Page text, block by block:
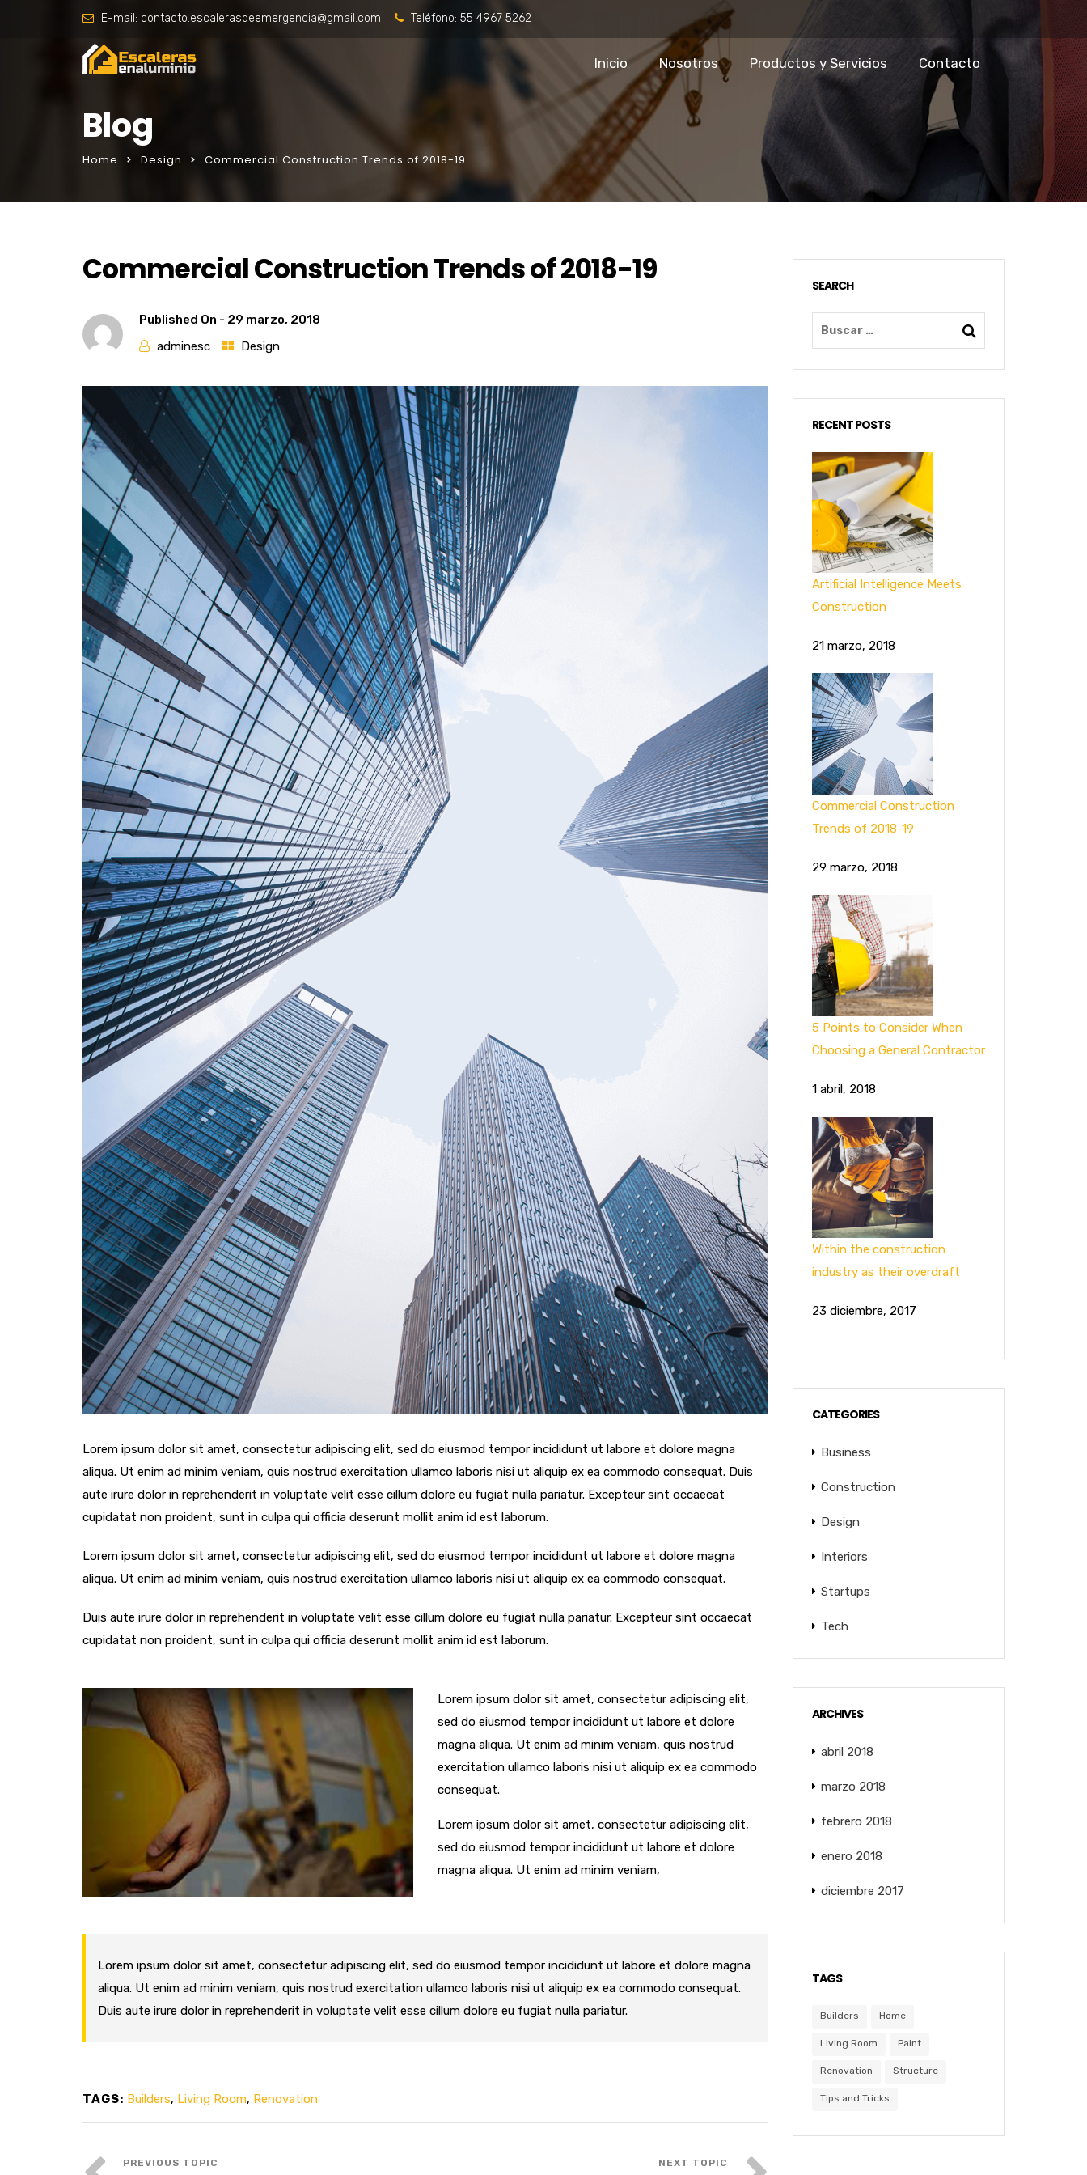
E-mail: contacto.escalerasdeemergencia@gmail.com Teléfono: 55 4967 5262
Inicio Nosotros Productos y Servicios Contacto
Blog
Home Design Commercial Construction Trends of 2018-19
Commercial Construction Trends of 2018-19
Published On - 29 marzo, 2018
adminesc
Design
Lorem ipsum dolor sit amet, consectetur adipiscing elit, sed do eiusmod tempor incididunt ut labore et dolore magna
aliqua. Ut enim ad minim veniam, quis nostrud exercitation ullamco laboris nisi ut aliquip ex ea commodo consequat. Duis
aute irure dolor in reprehenderit in voluptate velit esse cillum dolore eu fugiat nulla pariatur. Excepteur sint occaecat
cupidatat non proident, sunt in culpa qui officia deserunt mollit anim id est laborum.
Lorem ipsum dolor sit amet, consectetur adipiscing elit, sed do eiusmod tempor incididunt ut labore et dolore magna
aliqua. Ut enim ad minim veniam, quis nostrud exercitation ullamco laboris nisi ut aliquip ex ea commodo consequat.
Duis aute irure dolor in reprehenderit in voluptate velit esse cillum dolore eu fugiat nulla pariatur. Excepteur sint occaecat
cupidatat non proident, sunt in culpa qui officia deserunt mollit anim id est laborum.
Lorem ipsum dolor sit amet, consectetur adipiscing elit,
sed do eiusmod tempor incididunt ut labore et dolore
magna aliqua. Ut enim ad minim veniam, quis nostrud
exercitation ullamco laboris nisi ut aliquip ex ea commodo
consequat.
Lorem ipsum dolor sit amet, consectetur adipiscing elit,
sed do eiusmod tempor incididunt ut labore et dolore
magna aliqua. Ut enim ad minim veniam,
Lorem ipsum dolor sit amet, consectetur adipiscing elit, sed do eiusmod tempor incididunt ut labore et dolore magna
aliqua. Ut enim ad minim veniam, quis nostrud exercitation ullamco laboris nisi ut aliquip ex ea commodo consequat.
Duis aute irure dolor in reprehenderit in voluptate velit esse cillum dolore eu fugiat nulla pariatur.
TAGS: Builders, Living Room, Renovation
SEARCH
RECENT POSTS
Artificial Intelligence Meets
Construction
21 marzo, 2018
Commercial Construction
Trends of 2018-19
29 marzo, 2018
5 Points to Consider When
Choosing a General Contractor
1 abril, 2018
Within the construction
industry as their overdraft
23 diciembre, 2017
CATEGORIES
Business
Construction
Design
Interiors
Startups
Tech
ARCHIVES
abril 2018
marzo 2018
febrero 2018
enero 2018
diciembre 2017
TAGS
Builders Home
Living Room Paint
Renovation Structure
Tips and Tricks